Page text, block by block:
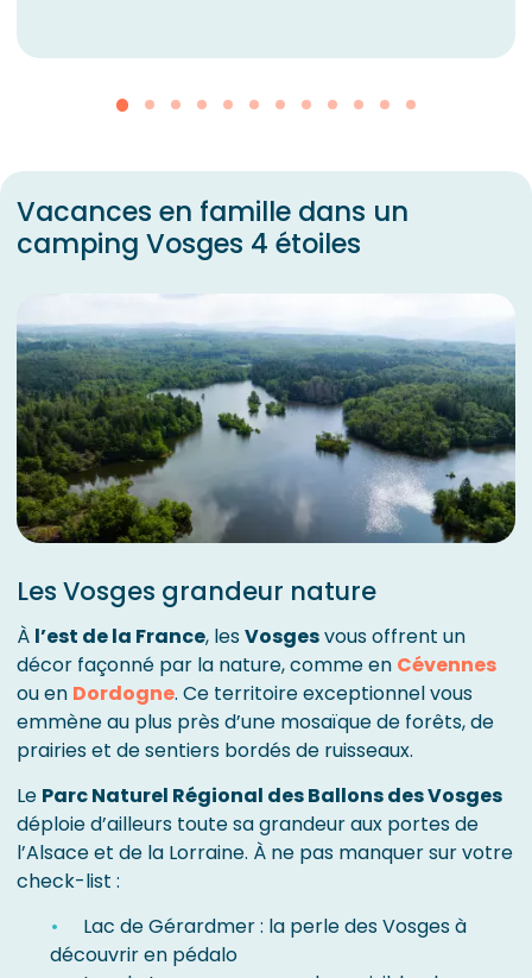
Vacances en famille dans un
camping Vosges 4 étoiles
Les Vosges grandeur nature
À l’est de la France, lesVosgesvous offrent un
décor façonné par la nature, comme en Cévennes
ou en Dordogne. Ce territoire exceptionnel vous
emmène au plus près d’une mosaïque de forêts, de
prairies et de sentiers bordés de ruisseaux.
Le Parc Naturel Régional des Ballons des Vosges
déploie d’ailleurs toute sa grandeur aux portes de
l’Alsace et de la Lorraine. À ne pas manquer sur votre
check-list :
Lac de Gérardmer : la perle des Vosges à
découvrir en pédalo